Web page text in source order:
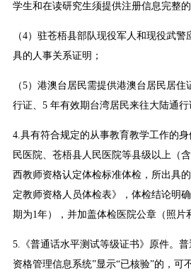
学生和在读研究生须提供注册信息完整的
（4）驻苍梧县部队现役军人和现役武
具的人事关系证明；
（5）港澳台居民需提供港澳台居民居
行证、5 年有效期台湾居民来往大陆通行
4.具有符合规定的从事教育教学工作的
民医院、苍梧县人民医院等县级以上（
西教师资格认定体检标准体检，所出具
定教师资格人员体检表》，体检结论明
期为1年），并加盖体检医院公章（照片
5.《普通话水平测试等级证书》原件。
资格管理信息系统”显示“已核验”的，可